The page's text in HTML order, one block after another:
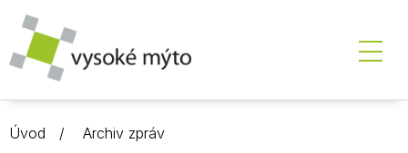
Úvod Archiv zpráv